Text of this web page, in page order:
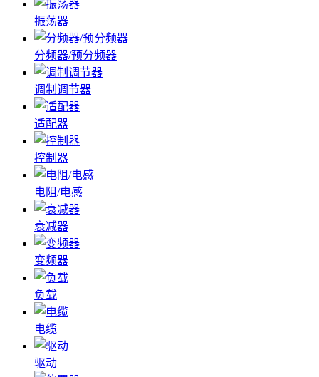
振荡器
分频器/预分频器
调制调节器
适配器
控制器
电阻/电感
衰减器
变频器
负载
电缆
驱动